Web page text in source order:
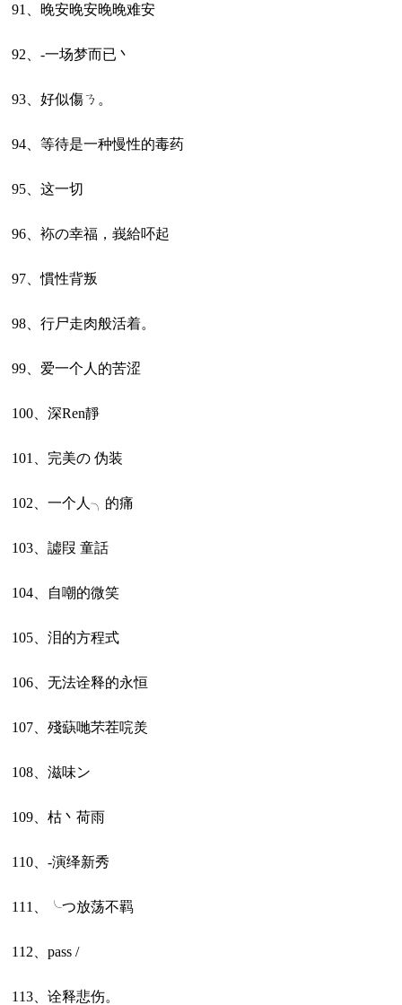
91、晚安晚安晚晚难安
92、-一场梦而已丶
93、好似傷ㄋ。
94、等待是一种慢性的毒药
95、这一切
96、袮の幸福，峩給吥起
97、慣性背叛
98、行尸走肉般活着。
99、爱一个人的苦涩
100、深Ren靜
101、完美の 伪装
102、一个人╮的痛
103、譃叚 童話
104、自嘲的微笑
105、泪的方程式
106、无法诠释的永恒
107、殘蒛哋芣茬唍羙
108、滋味ン
109、枯丶荷雨
110、-演绎新秀
111、╰つ放荡不羁
112、pass /
113、诠释悲伤。